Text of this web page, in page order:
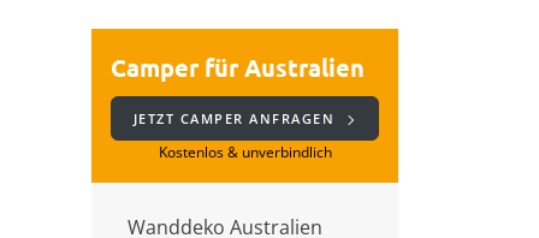
Camper für Australien
JETZT CAMPER ANFRAGEN
Kostenlos & unverbindlich
Wanddeko Australien